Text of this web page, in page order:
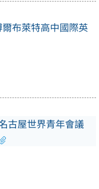
布萊特高中國際英
古屋世界青年會議